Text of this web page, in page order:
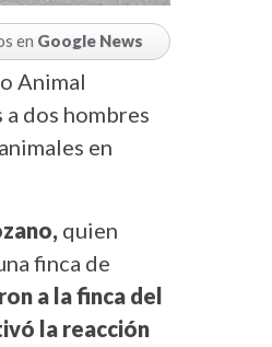
en Google News
Animal
dos hombres
en
quien
finca de
a la finca del
la reacción